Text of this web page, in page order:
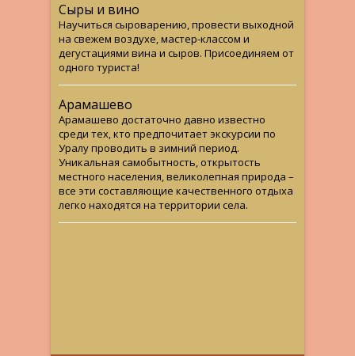
Сыры и вино
Научиться сыроварению, провести выходной
на свежем воздухе, мастер-классом и
дегустациями вина и сыров. Присоединяем от
одного туриста!
Арамашево
Арамашево достаточно давно известно
среди тех, кто предпочитает экскурсии по
Уралу проводить в зимний период.
Уникальная самобытность, открытость
местного населения, великолепная природа –
все эти составляющие качественного отдыха
легко находятся на территории села.